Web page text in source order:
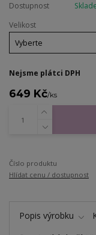
Dostupnost
Velikost
Nejsme plátci DPH
649 Kč/ks
Číslo produktu
Hlídat cenu / dostupnost
Popis výrobku